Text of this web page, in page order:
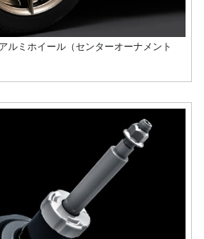
ミホイール（センターオーナメント